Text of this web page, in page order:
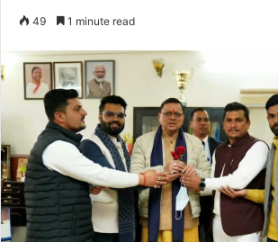
49 1 minute read